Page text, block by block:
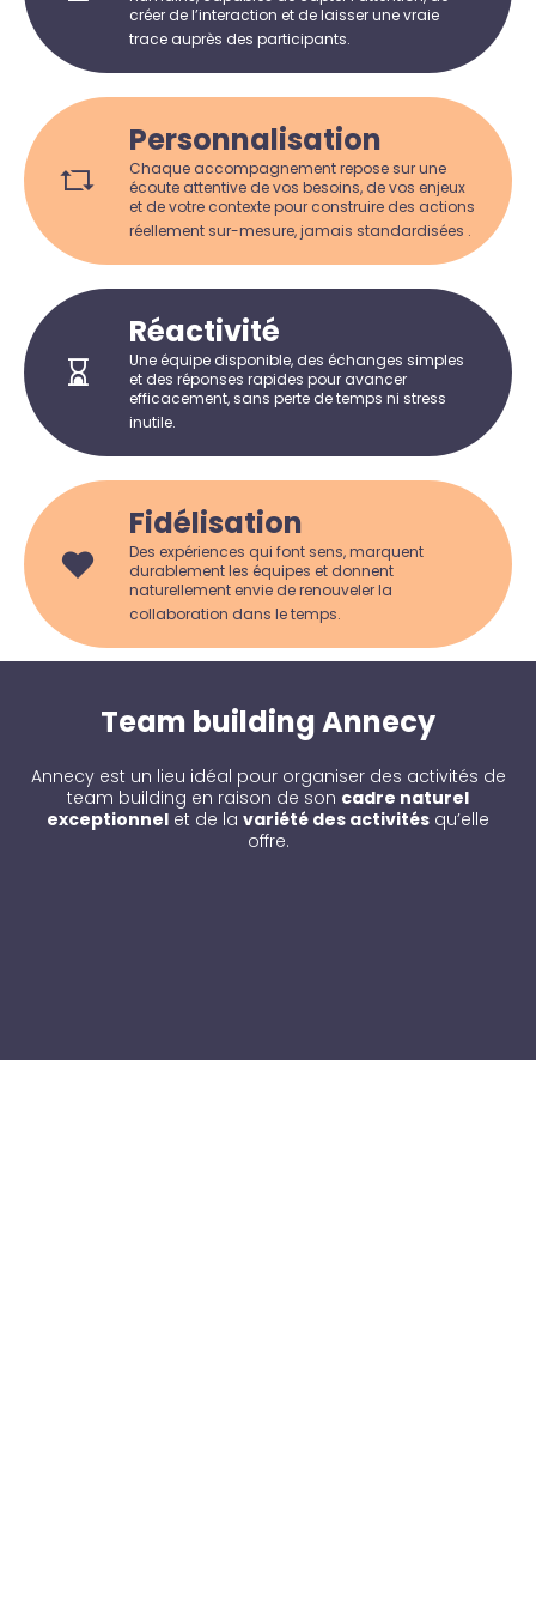
créer de l’interaction et de laisser une vraie
trace auprès des participants.
Personnalisation
Chaque accompagnement repose sur une
écoute attentive de vos besoins, de vos enjeux
et de votre contexte pour construire des actions
réellement sur-mesure, jamais standardisées .
Réactivité
Une équipe disponible, des échanges simples
et des réponses rapides pour avancer
efficacement, sans perte de temps ni stress
inutile.
Fidélisation
Des expériences qui font sens, marquent
durablement les équipes et donnent
naturellement envie de renouveler la
collaboration dans le temps.
Team building Annecy
Annecy est un lieu idéal pour organiser des activités de
team building en raison de son cadre naturel
exceptionnel et de la variété des activités qu’elle
offre.